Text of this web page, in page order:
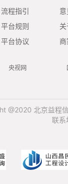
流程指引
平台规则
平台协议
央视网
@2020 北京益程
联系